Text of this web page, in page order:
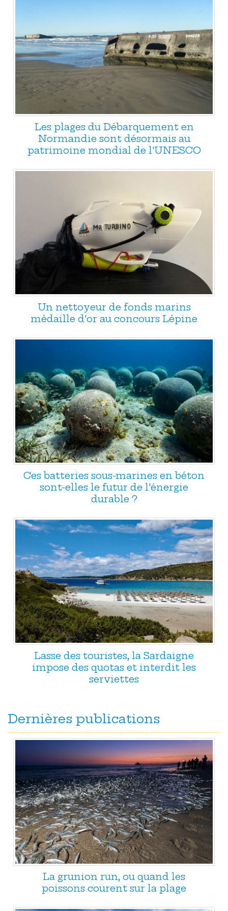
Les plages du Débarquement en
Normandie sont désormais au
patrimoine mondial de l'UNESCO
Un nettoyeur de fonds marins
médaille d'or au concours Lépine
Ces batteries sous-marines en béton
sont-elles le futur de l'énergie
durable ?
Lasse des touristes, la Sardaigne
impose des quotas et interdit les
serviettes
Dernières publications
La grunion run, ou quand les
poissons courent sur la plage